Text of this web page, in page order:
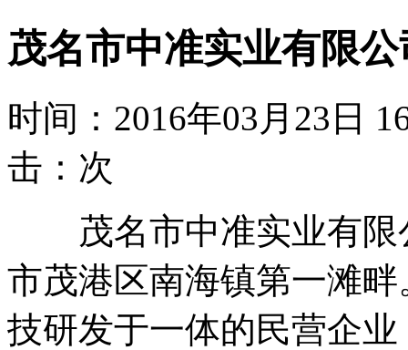
茂名市中准实业有限公
时间：2016年03月23
击： 次
茂名市中准实业有限
市茂港区南海镇第一滩
技研发于一体的民营企